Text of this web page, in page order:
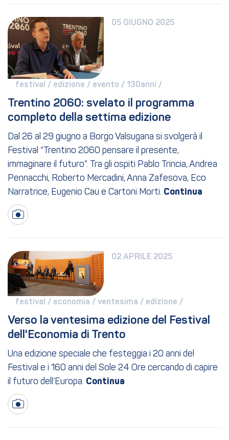
05 GIUGNO 2025
festival / edizione / evento / 130anni /
Trentino 2060: svelato il programma
completo della settima edizione
Dal 26 al 29 giugno a Borgo Valsugana si svolgerà il
Festival “Trentino 2060 pensare il presente,
immaginare il futuro”. Tra gli ospiti Pablo Trincia, Andrea
Pennacchi, Roberto Mercadini, Anna Zafesova, Eco
Narratrice, Eugenio Cau e Cartoni Morti.
02 APRILE 2025
festival / economia / ventesima / edizione /
Verso la ventesima edizione del Festival
dell'Economia di Trento
Una edizione speciale che festeggia i 20 anni del
Festival e i 160 anni del Sole 24 Ore cercando di capire
il futuro dell’Europa.